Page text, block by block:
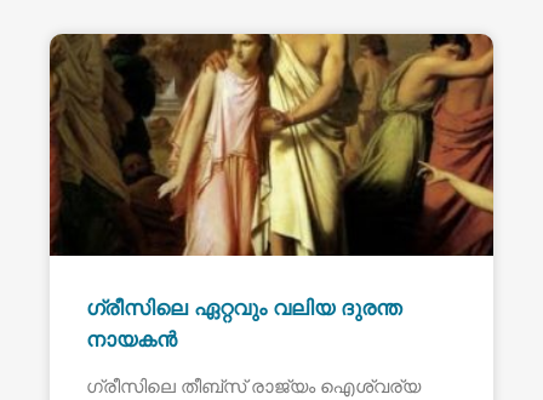
ഗ്രീസിലെ ഏറ്റവും വലിയ ദുരന്ത
നായകൻ
ഗ്രീസിലെ തീബ്സ് രാജ്യം ഐശ്വര്യ